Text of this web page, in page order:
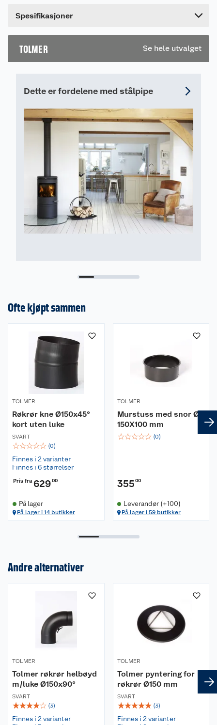
Spesifikasjoner
TOLMER Se hele utvalget
Dette er fordelene med stålpipe
Ofte kjøpt sammen
TOLMER
Røkrør kne Ø150x45°
kort uten luke
SVART
☆☆☆☆☆ (0)
Finnes i 2 varianter
Finnes i 6 størrelser
Pris fra 62900
På lager
På lager i 14 butikker
TOLMER
Murstuss med snor Ø
150X100 mm
☆☆☆☆☆ (0)
355 00
Leverandør (+100)
På lager i 59 butikker
Andre alternativer
TOLMER
Tolmer røkrør helbøyd
m/luke Ø150x90°
SVART
☆☆☆☆☆ (3)
Finnes i 2 varianter
TOLMER
Tolmer pyntering for
røkrør Ø150 mm
SVART
☆☆☆☆☆ (3)
Finnes i 2 varianter
Kundeservice
Kontakt oss
Retur- og angrerett
Reklamasjon
Våre merkevarer
Våre kjeder
Kjøpsvilkår
Personvern
Lavprisløfte
Hageinspirasjon
Oppussing med utemaling